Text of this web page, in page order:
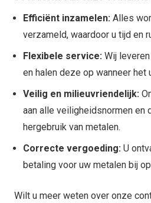
Efficiënt inzamelen: Alles
verzameld, waardoor u tijd en
Flexibele service: Wij
en halen deze op wanneer het
Veilig en milieuvriendelijk:
aan alle veiligheidsnormen en
hergebruik van metalen.
Correcte vergoeding: U
betaling voor uw metalen bij
Wilt u meer weten over onze